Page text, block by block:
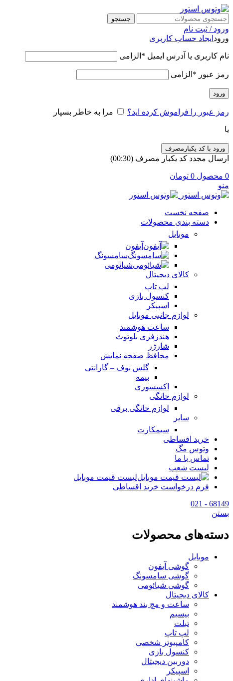
جستجو
ورود / ثبت نام
ورود ایجاد حساب کاربری
نام کاربری یا آدرس ایمیل * الزامی
رمز عبور * الزامی
ورود
رمز عبور را فراموش کرده اید؟ مرا به خاطر بسپار
یا
ورود با کد یکبارمصرف
ارسال مجدد کد یکبار مصرف (00:
30
)
0 محصول 0 تومان
منو
صفحه نخست
دسته بندی محصولات
موبایل
آیفون
سامسونگ
شیائومی
کالای دیجیتال
لپ تاپ
کنسول بازی
اسپیکر
لوازم جانبی موبایل
ساعت هوشمند
هندزفری بلوتوث
شارژر
محافظ صفحه نمایش
گلس بوف – گارانتی
بیمه
اکسسوری
لوازم خانگی
لوازم خانگی برقی
سایر
سیمکارت
خرید اقساطی
وتوس مگ
تماس با ما
لیست شعب
لیست قیمت موبایل
فرم درخواست خرید اقساطی
68149 - 021
بستن
دسته‌های محصولات
موبایل
گوشی آیفون
گوشی سامسونگ
گوشی شیائومی
کالای دیجیتال
ساعت و مچ بند هوشمند
بیسیم
تبلت
لپ تاپ
کامپیوتر شخصی
کنسول بازی
دوربین دیجیتال
اسپیکر